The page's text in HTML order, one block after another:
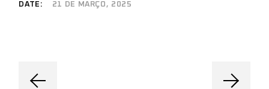
DATE:
21 DE MARÇO, 2025